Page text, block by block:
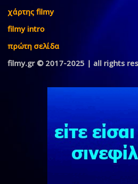
χάρτης filmy
filmy intro
πρώτη σελίδα
filmy.gr © 2017-2025 | all rights